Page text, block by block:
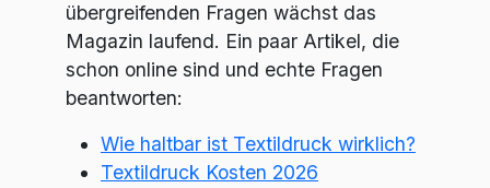
übergreifenden Fragen wächst das
Magazin laufend. Ein paar Artikel, die
schon online sind und echte Fragen
beantworten:
Wie haltbar ist Textildruck wirklich?
Textildruck Kosten 2026